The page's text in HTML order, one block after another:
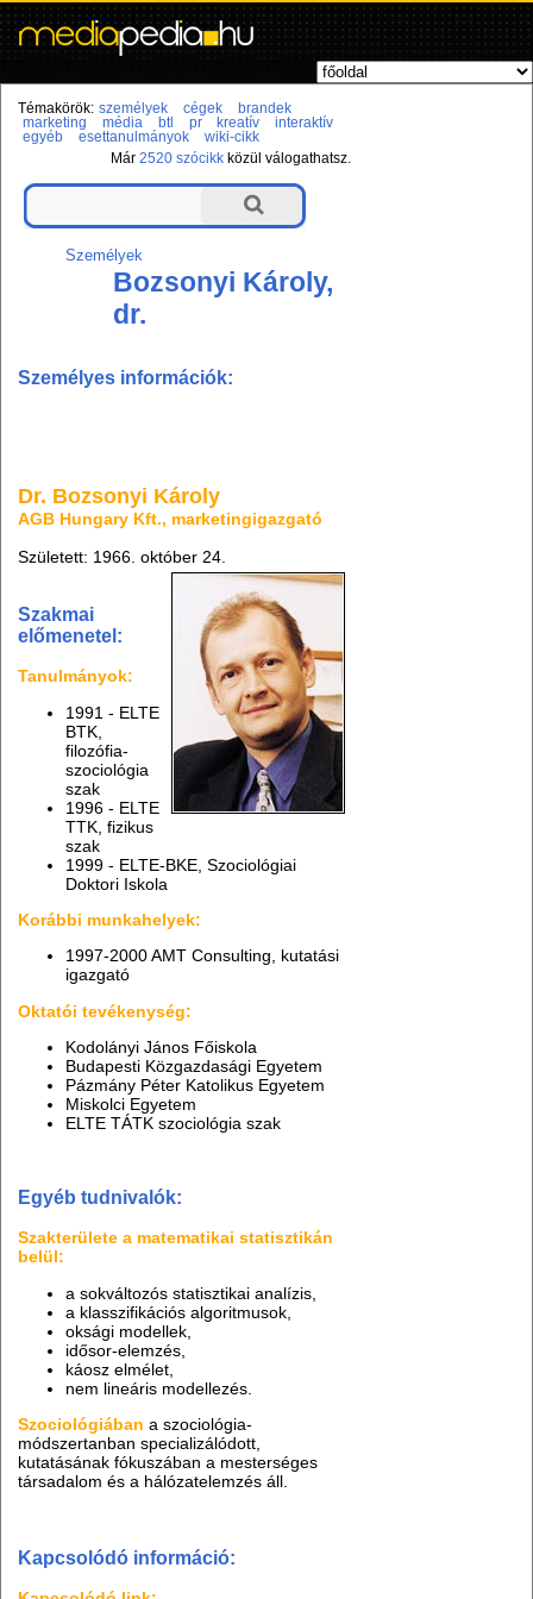
Témakörök: személyek cégek
brandek
marketing
média btl pr kreatív
interaktív
egyéb
esettanulmányok
wiki-cikk
Már2520 szócikk közül válogathatsz.
Személyek
Bozsonyi Károly,
dr.
Személyes információk:
Dr. Bozsonyi Károly
AGB Hungary Kft., marketingigazgató
Született: 1966. október 24.
Szakmai
előmenetel:
Tanulmányok:
1991 - ELTE
BTK,
filozófia-
szociológia
szak
1996 - ELTE
TTK, fizikus
szak
1999 - ELTE-BKE, Szociológiai
Doktori Iskola
Korábbi munkahelyek:
1997-2000 AMT Consulting, kutatási
igazgató
Oktatói tevékenység:
Kodolányi János Főiskola
Budapesti Közgazdasági Egyetem
Pázmány Péter Katolikus Egyetem
Miskolci Egyetem
ELTE TÁTK szociológia szak
Egyéb tudnivalók:
Szakterülete a matematikai statisztikán
belül:
a sokváltozós statisztikai analízis,
a klasszifikációs algoritmusok,
oksági modellek,
idősor-elemzés,
káosz elmélet,
nem lineáris modellezés.
Szociológiábana szociológia-
módszertanban specializálódott,
kutatásának fókuszában a mesterséges
társadalom és a hálózatelemzés áll.
Kapcsolódó információ: